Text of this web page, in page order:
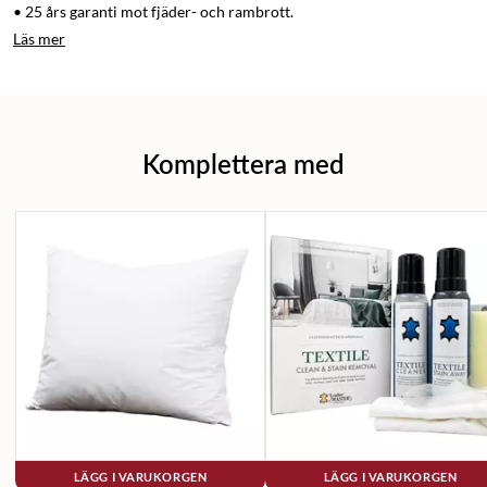
• 25 års garanti mot fjäder- och rambrott.
Läs mer
Komplettera med
LÄGG I VARUKORGEN LÄGG I VARUKORGEN